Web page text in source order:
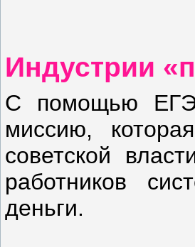
Индустрии
С помощью ЕГЭ
миссию,
советской
работников
деньги.